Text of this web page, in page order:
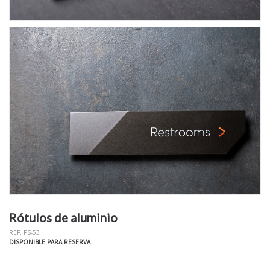
Rótulos de aluminio
REF. PS-53
DISPONIBLE PARA RESERVA